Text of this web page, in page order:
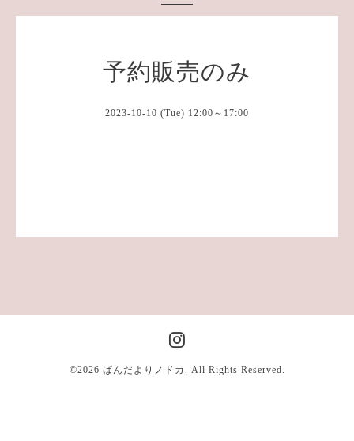
予約販売のみ
2023-10-10 (Tue) 12:00～17:00
©2026 ぱんだよりノドカ . All Rights Reserved.